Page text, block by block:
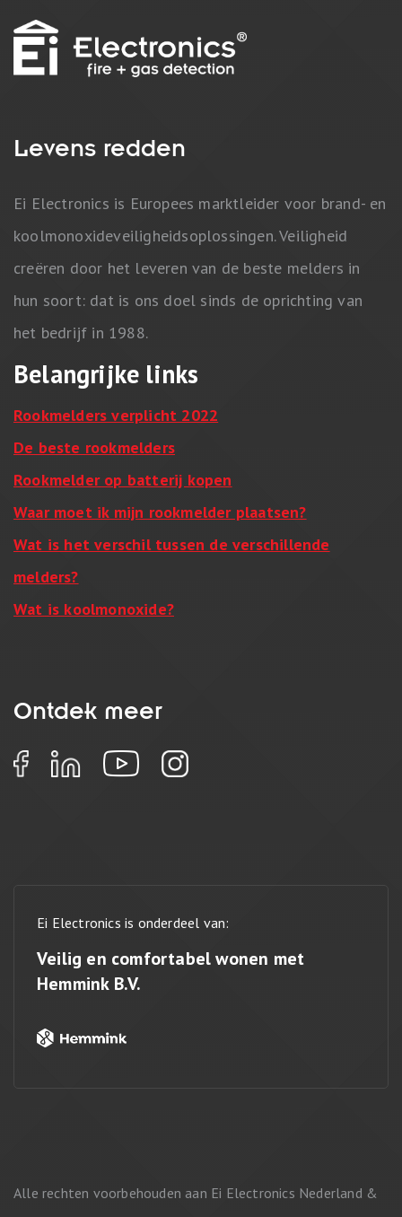
Levens redden
Ei Electronics is Europees marktleider voor brand- en
koolmonoxideveiligheidsoplossingen. Veiligheid
creëren door het leveren van de beste melders in
hun soort: dat is ons doel sinds de oprichting van
het bedrijf in 1988.
Belangrijke links
Rookmelders verplicht 2022
De beste rookmelders
Rookmelder op batterij kopen
Waar moet ik mijn rookmelder plaatsen?
Wat is het verschil tussen de verschillende
melders?
Wat is koolmonoxide?
Ontdek meer
Ei Electronics is onderdeel van:
Veilig en comfortabel wonen met
Hemmink B.V.
Alle rechten voorbehouden aan Ei Electronics Nederland &